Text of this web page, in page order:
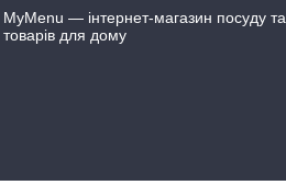
MyMenu — інтернет-магазин посуду та
товарів для дому